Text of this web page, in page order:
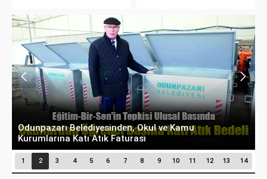
Odunpazarı Belediyesinden, Okul ve Kamu
Kurumlarına Katı Atık Faturası
1 2 3 4 5 6 7 8 9 10 11 12 13 14